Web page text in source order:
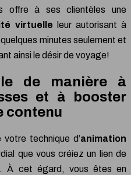
offre à ses clientèles une
virtuelle leur autorisant à
minutes seulement et
ainsi le désir de voyage!
de manière à
et à booster
contenu
votre technique d’animation
que vous créiez un lien de
À cet égard, vous êtes en